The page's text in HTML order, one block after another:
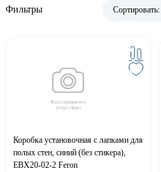
Фильтры Сортировать:
Коробка установочная с лапками для
полых стен, синий (без стикера),
EBX20-02-2 Feron